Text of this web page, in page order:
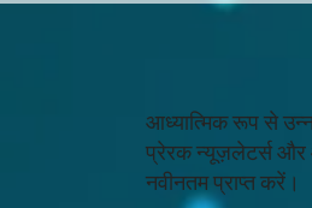
आध्यात्मिक रूप से
प्रेरक न्यूज़लेटर्स और
नवीनतम प्राप्त करें।